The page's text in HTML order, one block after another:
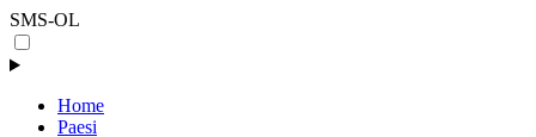
SMS-OL
Home
Paesi